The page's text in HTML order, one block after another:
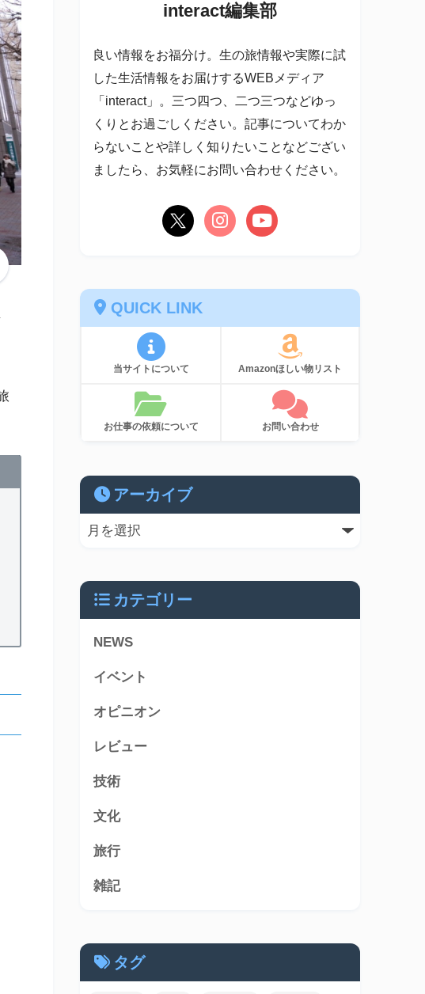
interact編集部
良い情報をお福分け。生の旅情報や実際に試
した生活情報をお届けするWEBメディア
「interact」。三つ四つ、二つ三つなどゆっ
くりとお過ごしください。記事についてわか
らないことや詳しく知りたいことなどござい
ましたら、お気軽にお問い合わせください。
QUICK LINK
当サイトについて Amazonほしい物リスト
お仕事の依頼について お問い合わせ
アーカイブ
カテゴリー
NEWS
イベント
オピニオン
レビュー
技術
文化
旅行
雑記
タグ